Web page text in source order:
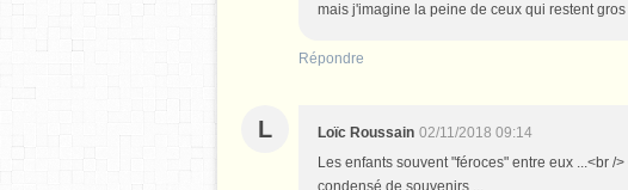
mais j'imagine la peine de ceux qui restent
Répondre
L Loïc Roussain 02/11/2018 09:14
Les enfants souvent "féroces" entre eux ...<br
condensé de souvenirs ...